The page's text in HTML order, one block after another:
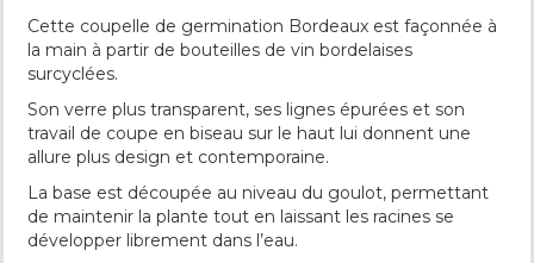
Cette coupelle de germination Bordeaux est façonnée à
la main à partir de bouteilles de vin bordelaises
surcyclées.
Son verre plus transparent, ses lignes épurées et son
travail de coupe en biseau sur le haut lui donnent une
allure plus design et contemporaine.
La base est découpée au niveau du goulot, permettant
de maintenir la plante tout en laissant les racines se
développer librement dans l’eau.